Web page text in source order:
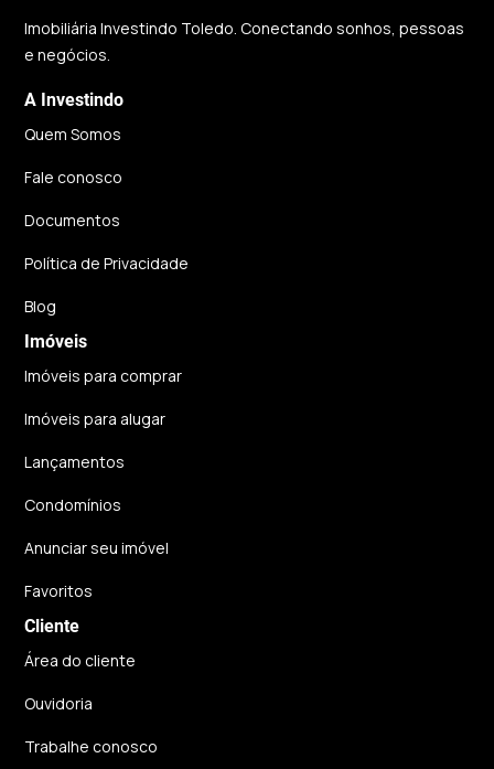
Imobiliária Investindo Toledo. Conectando sonhos, pessoas
e negócios.
A Investindo
Quem Somos
Fale conosco
Documentos
Política de Privacidade
Blog
Imóveis
Imóveis para comprar
Imóveis para alugar
Lançamentos
Condomínios
Anunciar seu imóvel
Favoritos
Cliente
Área do cliente
Ouvidoria
Trabalhe conosco